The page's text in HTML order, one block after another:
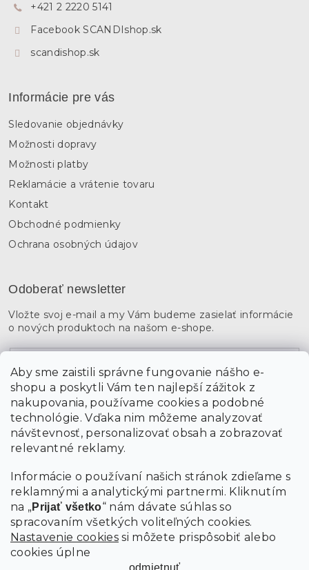
Aby sme zaistili správne fungovanie nášho e-
shopu a poskytli Vám ten najlepší zážitok z
nakupovania, používame cookies a podobné
technológie. Vďaka nim môžeme analyzovať
návštevnosť, personalizovať obsah a zobrazovať
relevantné reklamy.
Informácie o používaní našich stránok zdieľame s
reklamnými a analytickými partnermi. Kliknutím
na „Prijať všetko“ nám dávate súhlas so
spracovaním všetkých voliteľných cookies.
Nastavenie cookies si môžete prispôsobiť alebo
cookies úplne
odmietnuť
+421 2 2220 5141
Facebook SCANDIshop.sk
scandishop.sk
Informácie pre vás
Sledovanie objednávky
Možnosti dopravy
Možnosti platby
Reklamácie a vrátenie tovaru
Kontakt
Obchodné podmienky
Ochrana osobných údajov
Odoberať newsletter
Vložte svoj e-mail a my Vám budeme zasielať informácie
o nových produktoch na našom e-shope.
Vložením údajov súhlasíte s podmienkami ochrany
osobných údajov
PRIHLÁSIŤ SA